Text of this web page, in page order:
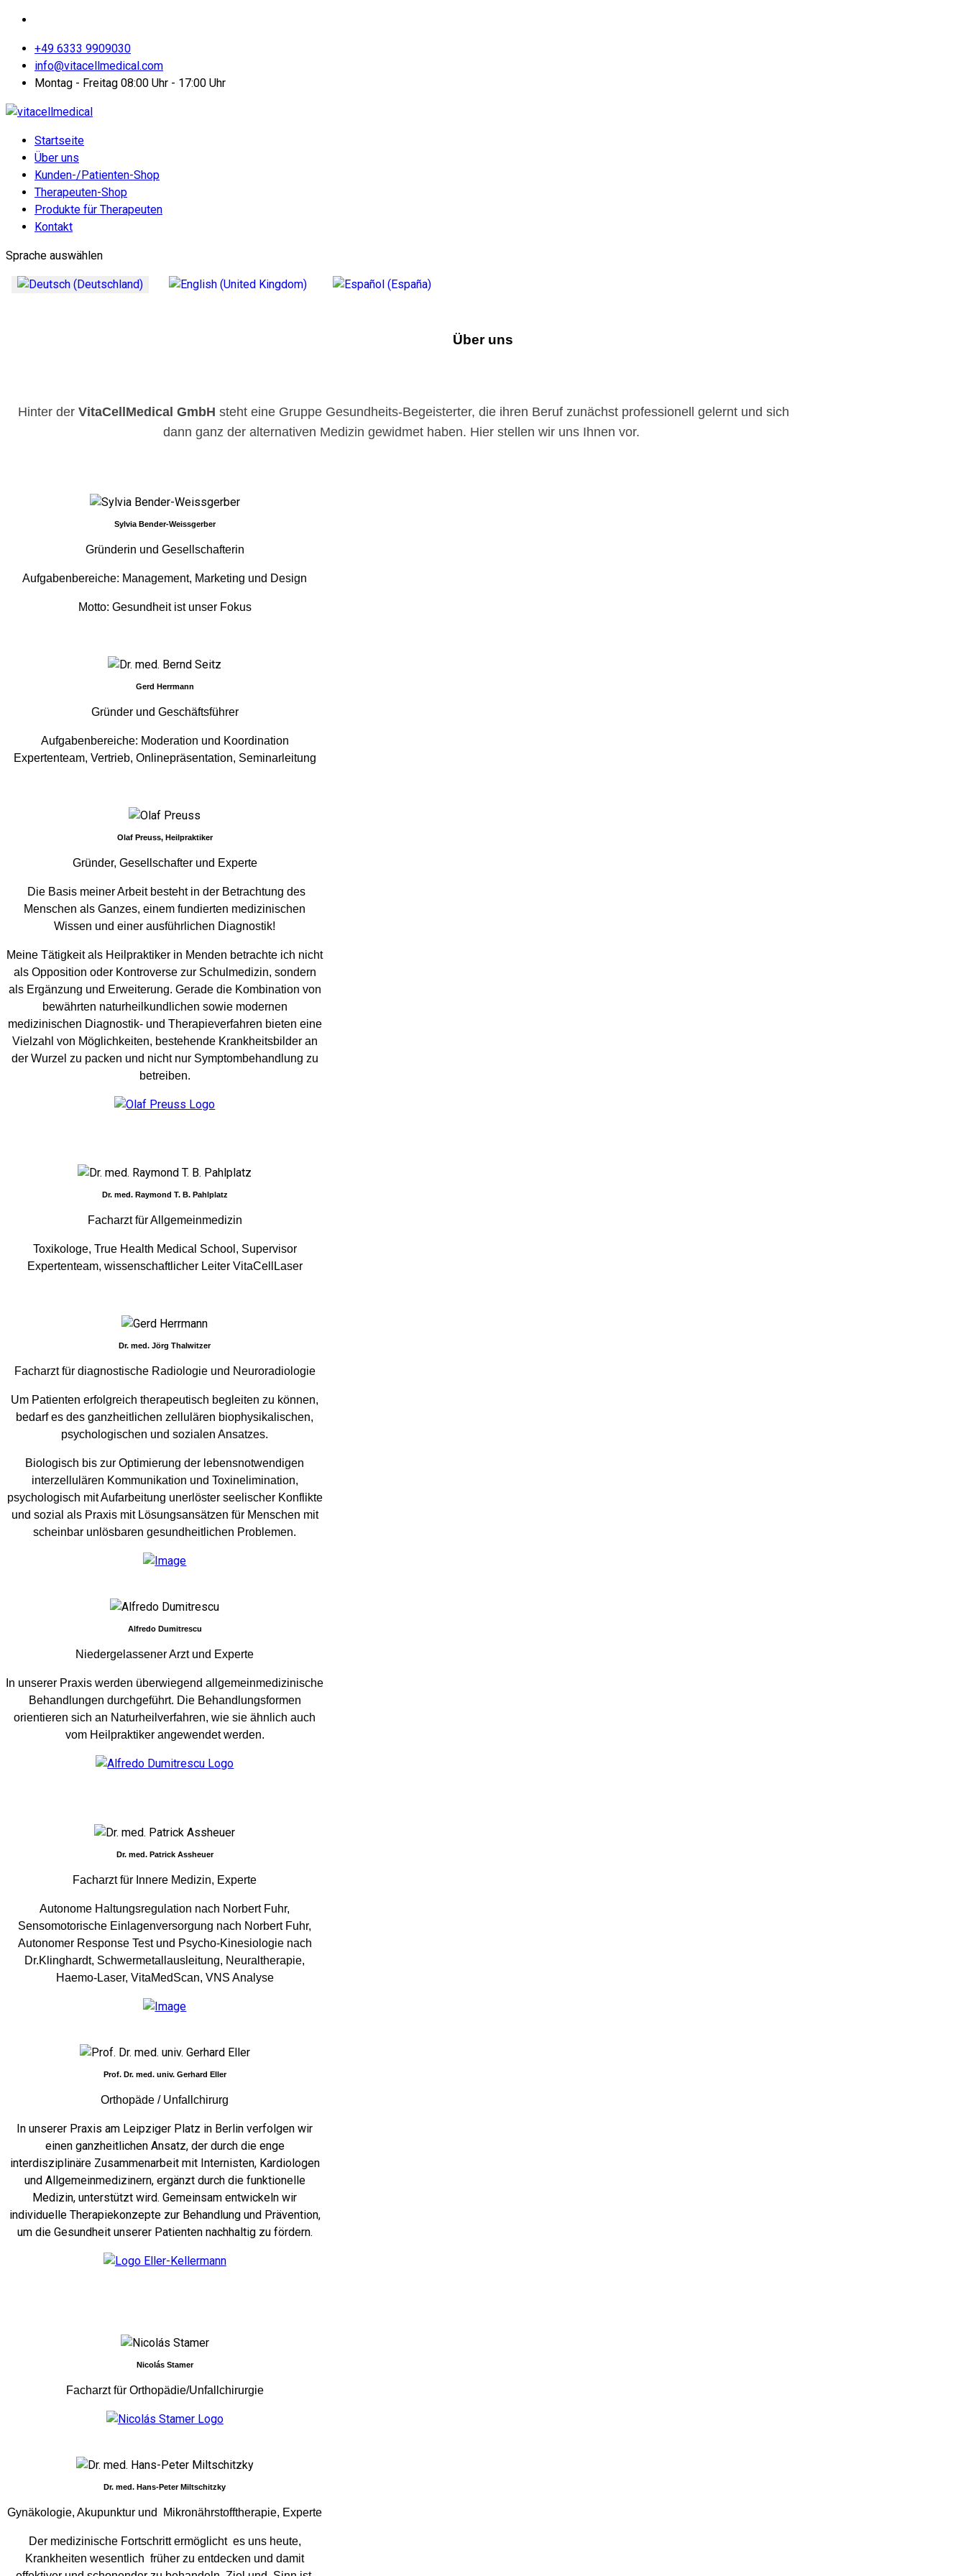
+49 6333 9909030
info@vitacellmedical.com
Montag - Freitag 08:00 Uhr - 17:00 Uhr
Startseite
Über uns
Kunden-/Patienten-Shop
Therapeuten-Shop
Produkte für Therapeuten
Kontakt
Sprache auswählen
Über uns
Hinter der VitaCellMedical GmbH steht eine Gruppe Gesundheits-Begeisterter, die ihren Beruf zunächst professionell gelernt und sich
dann ganz der alternativen Medizin gewidmet haben. Hier stellen wir uns Ihnen vor.
Sylvia Bender-Weissgerber
Gründerin und Gesellschafterin
Aufgabenbereiche: Management, Marketing und Design
Motto: Gesundheit ist unser Fokus
Gerd Herrmann
Gründer und Geschäftsführer
Aufgabenbereiche: Moderation und Koordination
Expertenteam, Vertrieb, Onlinepräsentation, Seminarleitung
Olaf Preuss, Heilpraktiker
Gründer, Gesellschafter und Experte
Die Basis meiner Arbeit besteht in der Betrachtung des
Menschen als Ganzes, einem fundierten medizinischen
Wissen und einer ausführlichen Diagnostik!
Meine Tätigkeit als Heilpraktiker in Menden betrachte ich nicht
als Opposition oder Kontroverse zur Schulmedizin, sondern
als Ergänzung und Erweiterung. Gerade die Kombination von
bewährten naturheilkundlichen sowie modernen
medizinischen Diagnostik- und Therapieverfahren bieten eine
Vielzahl von Möglichkeiten, bestehende Krankheitsbilder an
der Wurzel zu packen und nicht nur Symptombehandlung zu
betreiben.
Dr. med. Raymond T. B. Pahlplatz
Facharzt für Allgemeinmedizin
Toxikologe, True Health Medical School, Supervisor
Expertenteam, wissenschaftlicher Leiter VitaCellLaser
Dr. med. Jörg Thalwitzer
Facharzt für diagnostische Radiologie und Neuroradiologie
Um Patienten erfolgreich therapeutisch begleiten zu können,
bedarf es des ganzheitlichen zellulären biophysikalischen,
psychologischen und sozialen Ansatzes.
Biologisch bis zur Optimierung der lebensnotwendigen
interzellulären Kommunikation und Toxinelimination,
psychologisch mit Aufarbeitung unerlöster seelischer Konflikte
und sozial als Praxis mit Lösungsansätzen für Menschen mit
scheinbar unlösbaren gesundheitlichen Problemen.
Alfredo Dumitrescu
Niedergelassener Arzt und Experte
In unserer Praxis werden überwiegend allgemeinmedizinische
Behandlungen durchgeführt. Die Behandlungsformen
orientieren sich an Naturheilverfahren, wie sie ähnlich auch
vom Heilpraktiker angewendet werden.
Dr. med. Patrick Assheuer
Facharzt für Innere Medizin, Experte
Autonome Haltungsregulation nach Norbert Fuhr,
Sensomotorische Einlagenversorgung nach Norbert Fuhr,
Autonomer Response Test und Psycho-Kinesiologie nach
Dr.Klinghardt, Schwermetallausleitung, Neuraltherapie,
Haemo-Laser, VitaMedScan, VNS Analyse
Prof. Dr. med. univ. Gerhard Eller
Orthopäde / Unfallchirurg
In unserer Praxis am Leipziger Platz in Berlin verfolgen wir
einen ganzheitlichen Ansatz, der durch die enge
interdisziplinäre Zusammenarbeit mit Internisten, Kardiologen
und Allgemeinmedizinern, ergänzt durch die funktionelle
Medizin, unterstützt wird. Gemeinsam entwickeln wir
individuelle Therapiekonzepte zur Behandlung und Prävention,
um die Gesundheit unserer Patienten nachhaltig zu fördern.
Nicolás Stamer
Facharzt für Orthopädie/Unfallchirurgie
Dr. med. Hans-Peter Miltschitzky
Gynäkologie, Akupunktur und Mikronährstofftherapie, Experte
Der medizinische Fortschritt ermöglicht es uns heute,
Krankheiten wesentlich früher zu entdecken und damit